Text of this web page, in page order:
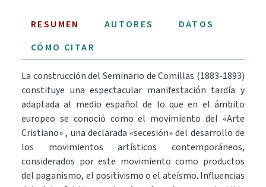
RESUMEN AUTORES
DATOS
CÓMO CITAR
La construcción del Seminario de Comillas (1883-1893)
constituye una espectacular manifestación tardía y
adaptada al medio español de lo que en el ámbito
europeo se conoció como el movimiento del «Arte
Cristiano» , una declarada «secesión» del desarrollo de
los movimientos artísticos contemporáneos,
considerados por este movimiento como productos
del paganismo, el positivismo o el ateísmo. Influencias